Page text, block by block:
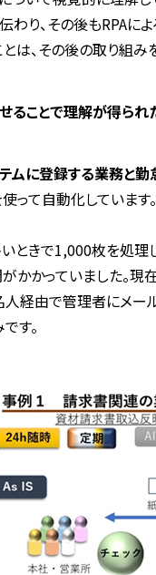
わり、その後もRPAに
は、その後の取り組
ことで理解が得られ
ムに登録する業務と
って自動化しています。
ときで1,000枚を処理
かかっていました。現
経由で管理者にメー
す。